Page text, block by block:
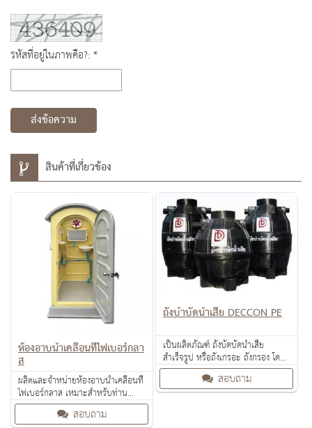
รหัสที่อยู่ในภาพคือ?: *
ส่งข้อความ
สินค้าที่เกี่ยวข้อง
ห้องอาบน้ำเคลื่อนที่ไฟเบอร์กลา
ส
ผลิตและจำหน่ายห้องอาบน้ำเคลื่อนที่
ไฟเบอร์กลาส เหมาะสำหรับท่าน
ต้องการนำไปวางให้ลูกค้าเช่าตาม
สถานที่ต่างๆ สอบถาม
ถังบำบัดน้ำเสีย DECCON PE
เป็นผลิตภัณฑ์ ถังบัดบัดน้ำเสีย
สำเร็จรูป หรือถังเกรอะ ถังกรอง โดย
อาศัย จุลินทรีย์ในการย่อยสลาย แบบ
ไม่ใช้อ๊อกซิเจน สอบถาม